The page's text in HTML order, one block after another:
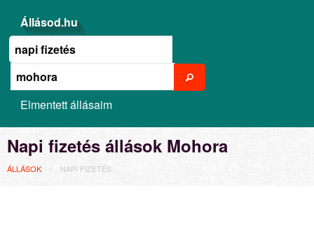
Állásod.hu
Elmentett állásaim
Napi fizetés állások Mohora
ÁLLÁSOK NAPI FIZETÉS